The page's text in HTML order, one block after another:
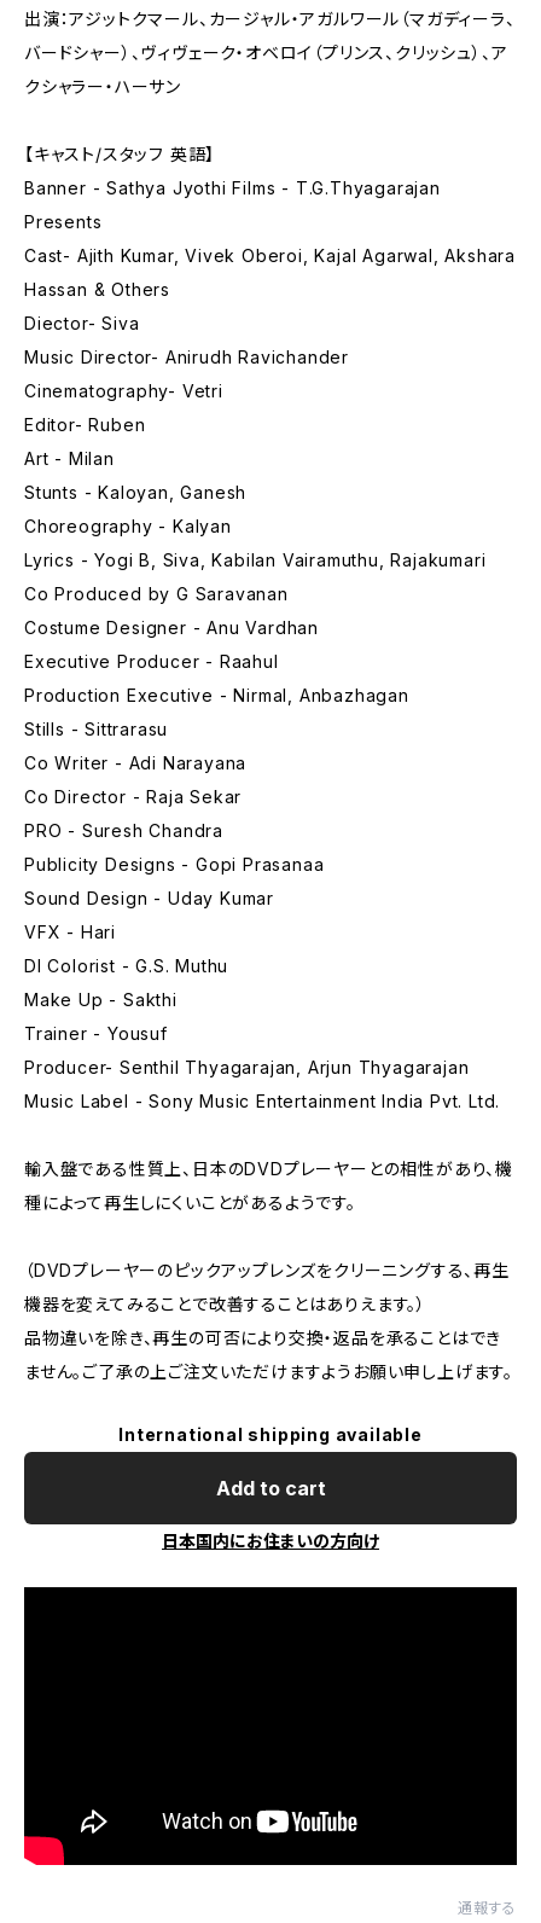
出演：アジットクマール、カージャル・アガルワール（マガディーラ、
バードシャー）、ヴィヴェーク・オベロイ（プリンス、クリッシュ）、ア
クシャラー・ハーサン
【キャスト/スタッフ 英語】
Banner - Sathya Jyothi Films - T.G.Thyagarajan
Presents
Cast- Ajith Kumar, Vivek Oberoi, Kajal Agarwal, Akshara
Hassan & Others
Diector- Siva
Music Director- Anirudh Ravichander
Cinematography- Vetri
Editor- Ruben
Art - Milan
Stunts - Kaloyan, Ganesh
Choreography - Kalyan
Lyrics - Yogi B, Siva, Kabilan Vairamuthu, Rajakumari
Co Produced by G Saravanan
Costume Designer - Anu Vardhan
Executive Producer - Raahul
Production Executive - Nirmal, Anbazhagan
Stills - Sittrarasu
Co Writer - Adi Narayana
Co Director - Raja Sekar
PRO - Suresh Chandra
Publicity Designs - Gopi Prasanaa
Sound Design - Uday Kumar
VFX - Hari
DI Colorist - G.S. Muthu
Make Up - Sakthi
Trainer - Yousuf
Producer- Senthil Thyagarajan, Arjun Thyagarajan
Music Label - Sony Music Entertainment India Pvt. Ltd.
輸入盤である性質上、日本のDVDプレーヤーとの相性があり、機
種によって再生しにくいことがあるようです。
（DVDプレーヤーのピックアップレンズをクリーニングする、再生
機器を変えてみることで改善することはありえます。）
品物違いを除き、再生の可否により交換・返品を承ることはでき
ません。ご了承の上ご注文いただけますようお願い申し上げます。
International shipping available
Add to cart
日本国内にお住まいの方向け
通報する